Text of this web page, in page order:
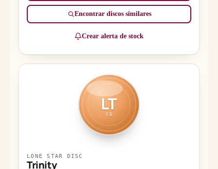
Encontrar discos similares
Crear alerta de stock
LT
CD
LONE STAR DISC
Trinity